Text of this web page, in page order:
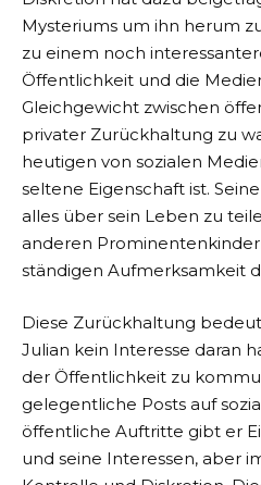
Mysteriums um ihn herum
zu einem noch
Öffentlichkeit und die
Gleichgewicht zwischen
privater Zurückhaltung zu
heutigen von sozialen
seltene Eigenschaft ist.
alles über sein Leben zu
anderen
ständigen Aufmerksamkeit
Diese Zurückhaltung
Julian kein Interesse daran
der Öffentlichkeit zu
gelegentliche Posts auf
öffentliche Auftritte gibt er
und seine Interessen, aber